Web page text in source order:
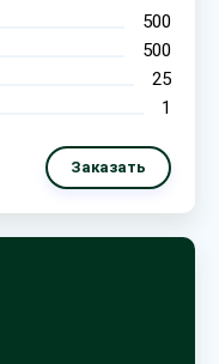
500
500
25
1
Заказать